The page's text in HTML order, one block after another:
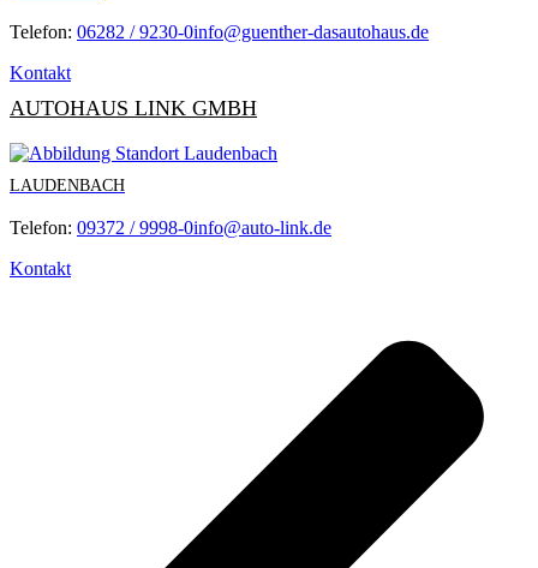
Telefon: 06282 / 9230-0info@guenther-dasautohaus.de
Kontakt
AUTOHAUS LINK GMBH
LAUDENBACH
Telefon: 09372 / 9998-0info@auto-link.de
Kontakt